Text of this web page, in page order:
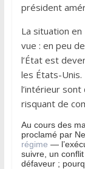
président
La situation
vue : en peu
l’État est
les États-Unis.
l’intérieur
risquant de
Au cours des
proclamé par
régime —
suivre, un
défaveur ;